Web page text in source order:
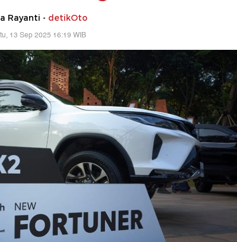
Rayanti - detikOto
13 Sep 2025 16:19 WIB